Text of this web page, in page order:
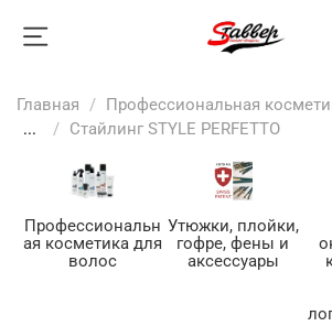
Главная
Профессиональная
...
Стайлинг STYLE PERFETTO
Профессиональн
ая косметика для
волос
Утюжки, плойки,
гофре, фены и
аксессуары